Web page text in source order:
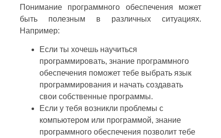
Понимание программного обеспечения может
быть полезным в различных ситуациях.
Например:
Если ты хочешь научиться
программировать, знание программного
обеспечения поможет тебе выбрать язык
программирования и начать создавать
свои собственные программы.
Если у тебя возникли проблемы с
компьютером или программой, знание
программного обеспечения позволит тебе